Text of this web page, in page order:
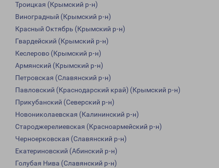
Троицкая (Крымский р-н)
Виноградный (Крымский р-н)
Красный Октябрь (Крымский р-н)
Гвардейский (Крымский р-н)
Кеслерово (Крымский р-н)
Армянский (Крымский р-н)
Петровская (Славянский р-н)
Павловский (Краснодарский край) (Крымский р-н)
Прикубанский (Северский р-н)
Новониколаевская (Калининский р-н)
Староджерелиевская (Красноармейский р-н)
Черноерковская (Славянский р-н)
Екатериновский (Абинский р-н)
Голубая Нива (Славянский р-н)